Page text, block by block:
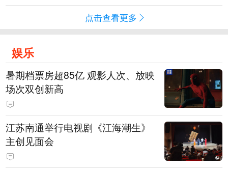
点击查看更多
娱乐
暑期档票房超85亿 观影人次、放映
场次双创新高
江苏南通举行电视剧《江海潮生》
主创见面会